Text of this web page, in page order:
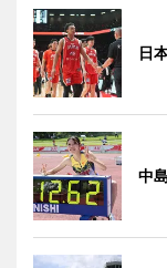
日
中